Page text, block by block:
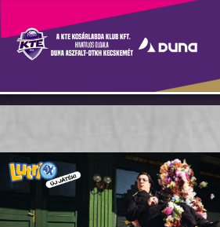
Szurkolói infók a
oroszlányi